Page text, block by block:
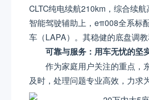
CLTC纯电续航210km，综合续
智能驾驶辅助上，eπ008全系标
车（LAPA）。其稳健的底盘调
可靠与服务：用车无忧的坚
作为家庭用户关注的重点，
及时，处理问题专业高效，力求